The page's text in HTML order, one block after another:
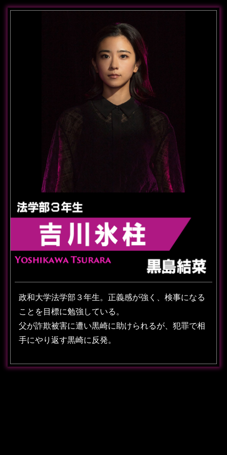
政和大学法学部３年生。正義感が強く、検事になる
ことを目標に勉強している。
父が詐欺被害に遭い黒崎に助けられるが、犯罪で相
手にやり返す黒崎に反発。